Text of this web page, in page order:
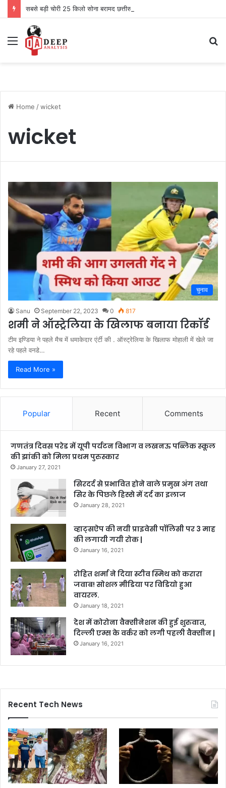
सबसे बड़ी चोरी 25 किलो सोना बरामद छत्तीसगढ़ से दो को पकड़ा
Menu
Home /wicket
wicket
चुनाव
Sanu September 22, 2023 0 817
शमी ने ऑस्ट्रेलिया के खिलाफ बनाया रिकॉर्ड
टीम इण्डिया ने पहले मैच में धमाकेदार एंर्टी की . ऑस्ट्रेलिया के खिलाफ मोहाली में खेले जा
रहे पहले वनडे…
Read More »
Popular Recent Comments
गणतंत्र दिवस परेड में यूपी पर्यटन विभाग व लखनऊ पब्लिक स्कूल
की झांकी को मिला प्रथम पुरुस्कार
January 27, 2021
सिरदर्द से प्रभावित होने वाले प्रमुख अंग तथा
सिर के पिछले हिस्से में दर्द का इलाज
January 28, 2021
व्हाट्सऐप की नयी प्राइवेसी पॉलिसी पर 3 माह
की लगायी गयी रोक |
January 16, 2021
रोहित शर्मा ने दिया स्टीव स्मिथ को करारा
जवाब! सोशल मीडिया पर विडियो हुआ
वायरल.
January 18, 2021
देश में कोरोना वैक्सीनेशन की हुई शुरुवात,
दिल्ली एम्स के वर्कर को लगी पहली वैक्सीन |
January 16, 2021
Recent Tech News